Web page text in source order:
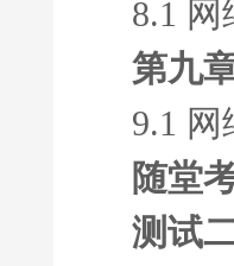
8.1
第九
9.1
随堂
测试